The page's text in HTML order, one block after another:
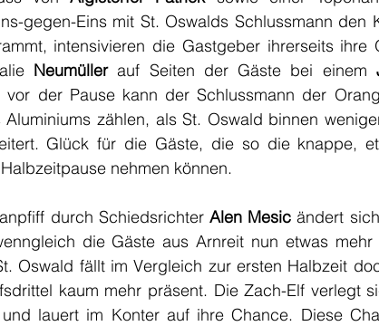
gegen-Eins mit St. Oswalds Schlussmann den
intensivieren die Gastgeber ihrerseits ihre
Neumüller auf Seiten der Gäste bei einem
vor der Pause kann der Schlussmann der
zählen, als St. Oswald binnen
Glück für die Gäste, die so die knappe,
nehmen können.
durch Schiedsrichter Alen Mesic ändert
die Gäste aus Arnreit nun etwas
Oswald fällt im Vergleich zur ersten Halbzeit
kaum mehr präsent. Die Zach-Elf verlegt
lauert im Konter auf ihre Chance. Diese